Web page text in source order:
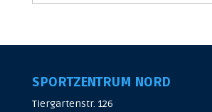
SPORTZENTRUM NORD
Tiergartenstr. 126